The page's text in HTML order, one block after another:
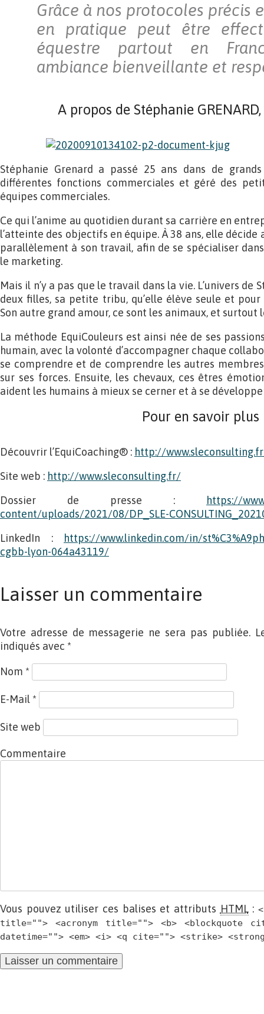
Grâce à nos protocoles précis
en pratique peut être
équestre partout en
ambiance bienveillante et
A propos de Stéphanie
Stéphanie Grenard a passé 25 ans dans de
différentes fonctions commerciales et géré des
équipes commerciales.
Ce qui l’anime au quotidien durant sa carrière en
l’atteinte des objectifs en équipe. À 38 ans, elle décide
parallèlement à son travail, afin de se spécialiser
le marketing.
Mais il n’y a pas que le travail dans la vie. L’univers de
deux filles, sa petite tribu, qu’elle élève seule et
Son autre grand amour, ce sont les animaux, et surtout
La méthode EquiCouleurs est ainsi née de ses
humain, avec la volonté d’accompagner chaque
se comprendre et de comprendre les autres
sur ses forces. Ensuite, les chevaux, ces êtres
aident les humains à mieux se cerner et à se
Pour en savoir plus
Découvrir l’EquiCoaching® : http://
Site web : http://www.sleconsulting.fr/
Dossier de presse :
https://
content/uploads/2021/08/DP_SLE-
LinkedIn :
https://www.linkedin.com/in/
cgbb-lyon-064a43119/
Laisser un commentaire
Votre adresse de messagerie ne sera pas publiée.
indiqués avec *
Nom *
E-Mail *
Site web
Commentaire
Vous pouvez utiliser ces balises et attributs HTML:
title=""> <acronym title=""> <b> <blockquote
datetime=""> <em> <i> <q cite=""> <strike>